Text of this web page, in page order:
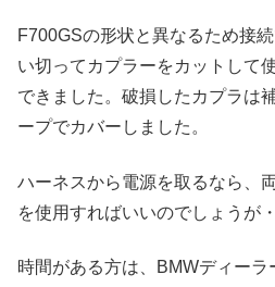
F700GSの形状と異なるため接
い切ってカプラーをカットして
できました。破損したカプラは
ープでカバーしました。
ハーネスから電源を取るなら、
を使用すればいいのでしょうが・
時間がある方は、BMWディー